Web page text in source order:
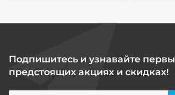
Подпишитесь и узнавайте
предстоящих акциях и скидках!